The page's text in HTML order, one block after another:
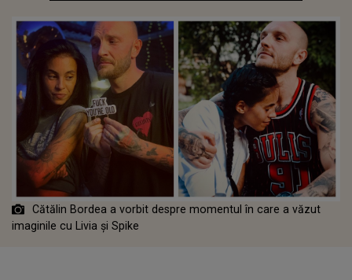
Cătălin Bordea a vorbit despre momentul în care a văzut
imaginile cu Livia și Spike